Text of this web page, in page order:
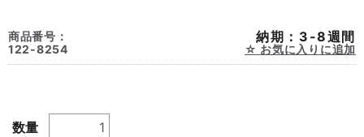
商品番号：
122-8254
納期：3-8週間
お気に入りに追加
数量